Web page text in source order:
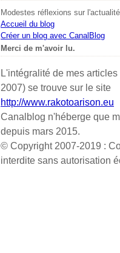
Modestes réflexions sur
Accueil du blog
Créer un blog avec CanalBlog
Merci de m'avoir lu.
L'intégralité de mes
2007) se trouve sur le site
http://www.rakotoarison.eu
Canalblog n'héberge que
depuis mars 2015.
© Copyright 2007-2019 :
interdite sans autorisation